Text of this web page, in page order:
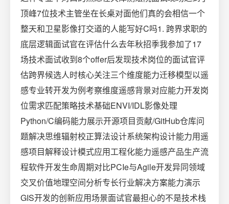
顶峰7位技术主管坐在长桌对面他们真的会相信一个
整天和卫星影像打交道的人能写好C吗1. 跨界求职的
底层逻辑面试官在评估什么去年秋招季我参加了17
场技术面试收到8个offer后发现技术岗位的面试官评
估跨界候选人时核心关注三个维度能力迁移模型以遥
感专业转开发为例考察维度遥感背景对应能力开发岗
位需求匹配策略技术基础ENVI/IDL影像处理
Python/C编码能力展示开源项目贡献/GitHub仓库问
题解决思维辐射校正算法设计系统架构设计能力用遥
感项目解释设计模式应用工程化能力遥感产品生产流
程软件开发生命周期对比PCIe与Agile开发异同领域
交叉价值地理空间分析专长行业解决方案能力演示
GIS开发的创新应用场景面试官最担心的不是技术栈